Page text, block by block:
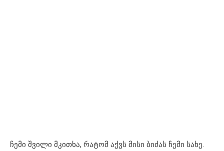
ჩემი შვილი მკითხა, რატომ აქვს მისი ბიძას ჩემი სახე.